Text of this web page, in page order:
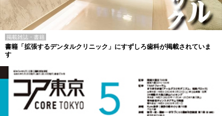
掲載雑誌・書籍
書籍「拡張するデンタルクリニック」にすずしろ歯科が掲載されていま
す